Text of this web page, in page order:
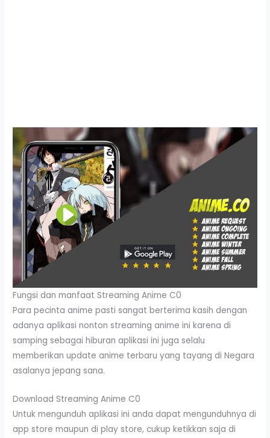
Fungsi dan manfaat Streaming Anime C0
Para pecinta anime pasti sangat berterima kasih dengan
adanya aplikasi nonton streaming anime ini karena di
samping sebagai hiburan aplikasi ini juga selalu
memberikan update anime terbaru yang tayang di Negara
asalanya jepang sana.
Download Streaming Anime C0
Untuk mengunduh aplikasi ini anda dapat mengunduhnya di
app store maupun di play store, cukup ketikkan saja di